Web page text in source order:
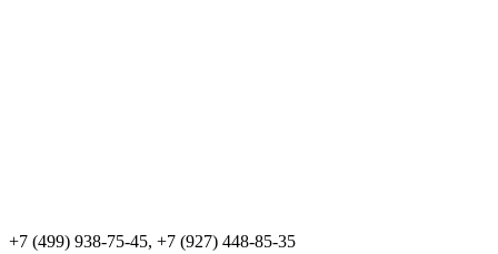
+7 (499) 938-75-45, +7 (927) 448-85-35